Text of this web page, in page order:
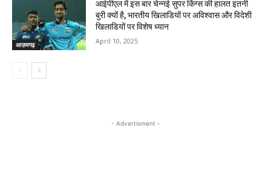
आज़मगढ़
आईपीएल में इस बार चेन्नई सुपर किंग्स की हालत इतनी
बुरी क्यों है, भारतीय खिलाडियों पर अविश्वास और विदेशी
खिलाडियों पर विशेष ध्यान
April 10, 2025
- Advertisment -